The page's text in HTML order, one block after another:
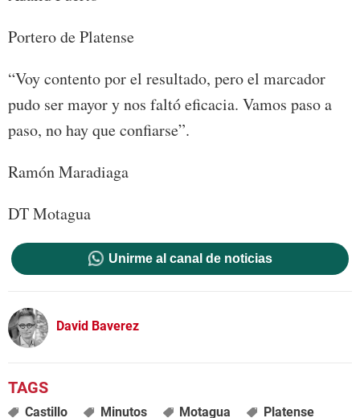
Portero de Platense
“Voy contento por el resultado, pero el marcador
pudo ser mayor y nos faltó eficacia. Vamos paso a
paso, no hay que confiarse”.
Ramón Maradiaga
DT Motagua
Unirme al canal de noticias
David Baverez
Castillo Minutos Motagua Platense